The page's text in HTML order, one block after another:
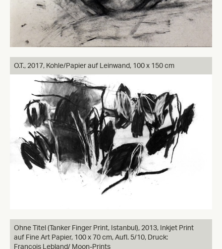
O.T., 2017, Kohle/Papier auf Leinwand, 100 x 150 cm
Ohne Titel (Tanker Finger Print, Istanbul), 2013, Inkjet Print
auf Fine Art Papier, 100 x 70 cm, Aufl. 5/10, Druck:
François Lebland/ Moon-Prints